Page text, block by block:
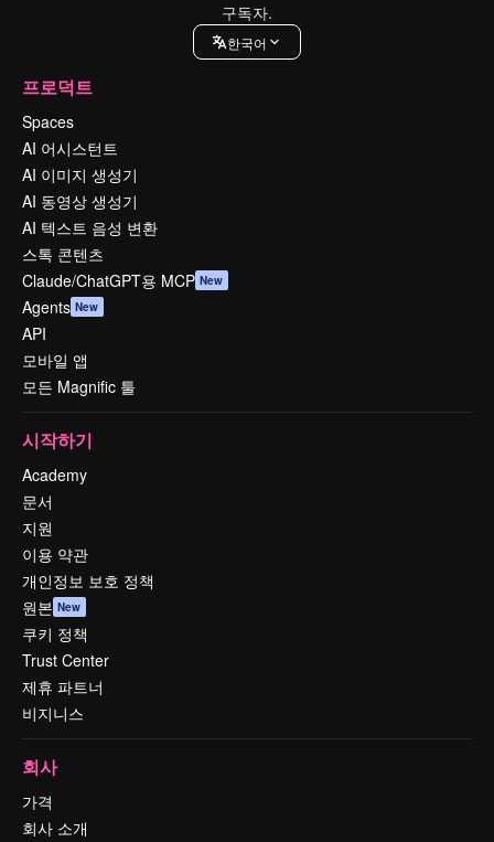
구독자.
한국어
프로덕트
Spaces
AI 어시스턴트
AI 이미지 생성기
AI 동영상 생성기
AI 텍스트 음성 변환
스톡 콘텐츠
Claude/ChatGPT용 MCP New
Agents New
API
모바일 앱
모든 Magnific 툴
시작하기
Academy
문서
지원
이용 약관
개인정보 보호 정책
원본 New
쿠키 정책
Trust Center
제휴 파트너
비지니스
회사
가격
회사 소개